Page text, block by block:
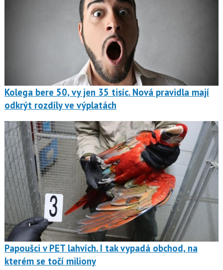
Kolega bere 50, vy jen 35 tisíc. Nová pravidla mají
odkrýt rozdíly ve výplatách
Papoušci v PET lahvích. I tak vypadá obchod, na
kterém se točí miliony